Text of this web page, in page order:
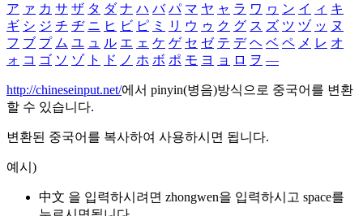
ア ァ カ サ ザ タ ダ ナ ハ バ パ マ ヤ ャ ラ ワ ヮ ン イ ィ キ
ギ シ ジ チ ヂ ニ ヒ ビ ピ ミ リ ウ ゥ ク グ ス ズ ツ ヅ ッ ヌ
フ ブ プ ム ユ ュ ル エ ェ ケ ゲ セ ゼ テ デ ヘ ベ ペ メ レ オ
ォ コ ゴ ソ ゾ ト ド ノ ホ ボ ポ モ ヨ ョ ロ ヲ ―
http://chineseinput.net/에서 pinyin(병음)방식으로 중국어를 변환
할 수 있습니다.
변환된 중국어를 복사하여 사용하시면 됩니다.
예시)
中文 을 입력하시려면 zhongwen을 입력하시고 space를